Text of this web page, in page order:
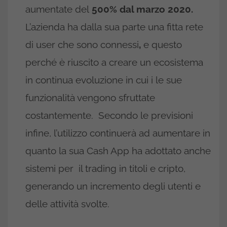
aumentate del 500% dal marzo 2020.
L’azienda ha dalla sua parte una fitta rete
di user che sono connessi, e questo
perché è riuscito a creare un ecosistema
in continua evoluzione in cui i le sue
funzionalità vengono sfruttate
costantemente. Secondo le previsioni
infine, l’utilizzo continuerà ad aumentare in
quanto la sua Cash App ha adottato anche
sistemi per il trading in titoli e cripto,
generando un incremento degli utenti e
delle attività svolte.